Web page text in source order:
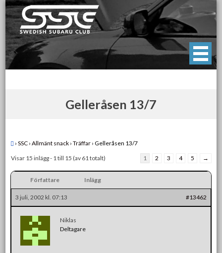
Skip
to
content
Swedish Subaru Club
För oss som älskar Subaru!
Gelleråsen 13/7
› SSC › Allmänt snack › Träffar › Gelleråsen 13/7
Visar 15 inlägg - 1 till 15 (av 61 totalt)
1 2 3 4 5 →
Författare Inlägg
3 juli, 2002 kl. 07:13 #13462
Niklas
Deltagare